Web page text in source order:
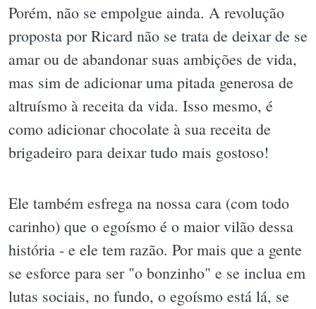
Porém, não se empolgue ainda. A revolução
proposta por Ricard não se trata de deixar de se
amar ou de abandonar suas ambições de vida,
mas sim de adicionar uma pitada generosa de
altruísmo à receita da vida. Isso mesmo, é
como adicionar chocolate à sua receita de
brigadeiro para deixar tudo mais gostoso!
Ele também esfrega na nossa cara (com todo
carinho) que o egoísmo é o maior vilão dessa
história - e ele tem razão. Por mais que a gente
se esforce para ser "o bonzinho" e se inclua em
lutas sociais, no fundo, o egoísmo está lá, se